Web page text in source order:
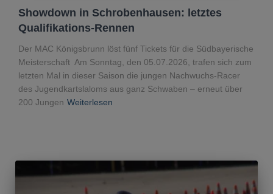
Showdown in Schrobenhausen: letztes
Qualifikations-Rennen
Der MAC Königsbrunn löst fünf Tickets für die Südbayerische
Meisterschaft Am Sonntag, den 05.07.2026, trafen sich zum
letzten Mal in dieser Saison die jungen Nachwuchs-Racer
des Jugendkartslaloms aus ganz Schwaben – erneut über
200 Jungen Weiterlesen